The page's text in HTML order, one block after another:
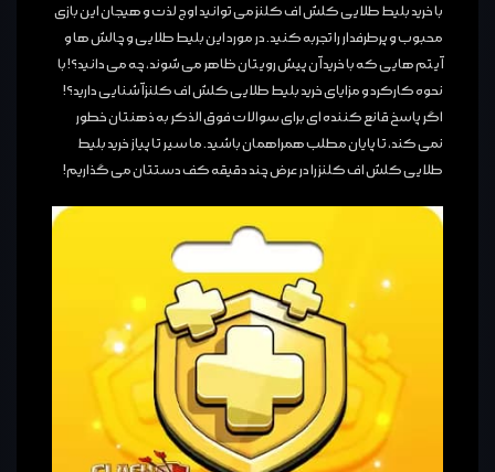
با خرید بلیط طلایی کلش اف کلنز می توانید اوج لذت و هیجان این بازی
محبوب و پرطرفدار را تجربه کنید. در مورد این بلیط طلایی و چالش ها و
آیتم هایی که با خرید آن پیش رویتان ظاهر می شوند، چه می دانید؟! با
نحوه کارکرد و مزایای خرید بلیط طلایی کلش اف کلنز آشنایی دارید؟!
اگر پاسخ قانع کننده ای برای سوالات فوق الذکر به ذهنتان خطور
نمی کند، تا پایان مطلب همراهمان باشید. ما سیر تا پیاز خرید بلیط
طلایی کلش اف کلنز را در عرض چند دقیقه کف دستتان می گذاریم!